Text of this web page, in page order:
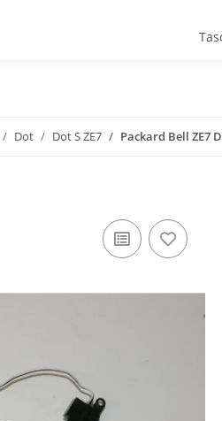
Dot Dot S ZE7 Packard Bell ZE7